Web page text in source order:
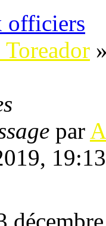
officiers
par
19:13